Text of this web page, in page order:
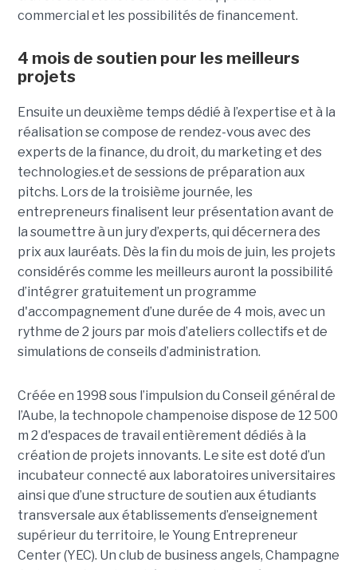
commercial et les possibilités de financement.
4 mois de soutien pour les meilleurs
projets
Ensuite un deuxième temps dédié à l’expertise et à la
réalisation se compose de rendez-vous avec des
experts de la finance, du droit, du marketing et des
technologies.et de sessions de préparation aux
pitchs. Lors de la troisième journée, les
entrepreneurs finalisent leur présentation avant de
la soumettre à un jury d’experts, qui décernera des
prix aux lauréats. Dès la fin du mois de juin, les projets
considérés comme les meilleurs auront la possibilité
d’intégrer gratuitement un programme
d'accompagnement d’une durée de 4 mois, avec un
rythme de 2 jours par mois d’ateliers collectifs et de
simulations de conseils d’administration.
Créée en 1998 sous l’impulsion du Conseil général de
l’Aube, la technopole champenoise dispose de 12 500
m 2 d'espaces de travail entièrement dédiés à la
création de projets innovants. Le site est doté d’un
incubateur connecté aux laboratoires universitaires
ainsi que d’une structure de soutien aux étudiants
transversale aux établissements d’enseignement
supérieur du territoire, le Young Entrepreneur
Center (YEC). Un club de business angels, Champagne